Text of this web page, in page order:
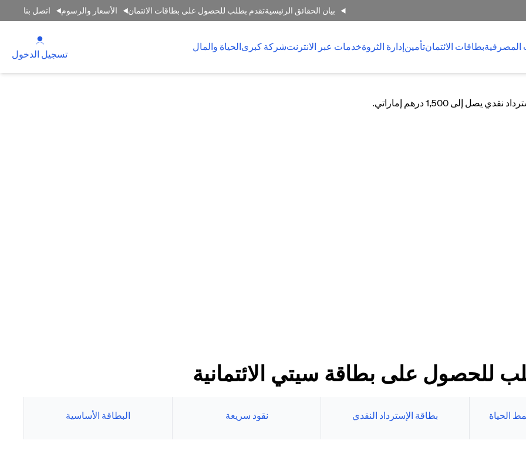
بيان الحقائق الرئيسيةتقدم بطلب للحصول على بطاقات الائتمان الأسعار والرسوم اتصل بنا
المصرفيةبطاقات الائتمانتأمينإدارة الثروةخدمات عبر الانترنتشركة كبرىالحياة والمال
تسجيل الدخول
للحصول على بطاقة سيتي الائتمانية
الحياة بطاقة الإسترداد النقدي نقود سريعة البطاقة الأساسية